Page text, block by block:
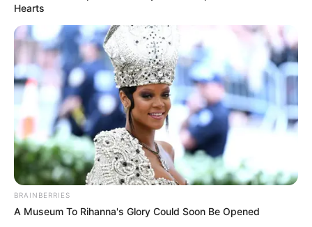
Hearts
BRAINBERRIES
A Museum To Rihanna's Glory Could Soon Be Opened